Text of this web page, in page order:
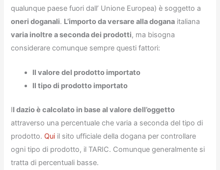
qualunque paese fuori dall’ Unione Europea) è soggetto a
oneri doganali. L’importo da versare alla dogana italiana
varia inoltre a seconda dei prodotti, ma bisogna
considerare comunque sempre questi fattori:
Il valore del prodotto importato
Il tipo di prodotto importato
Il dazio è calcolato in base al valore dell’oggetto
attraverso una percentuale che varia a seconda del tipo di
prodotto. Qui il sito ufficiale della dogana per controllare
ogni tipo di prodotto, il TARIC. Comunque generalmente si
tratta di percentuali basse.